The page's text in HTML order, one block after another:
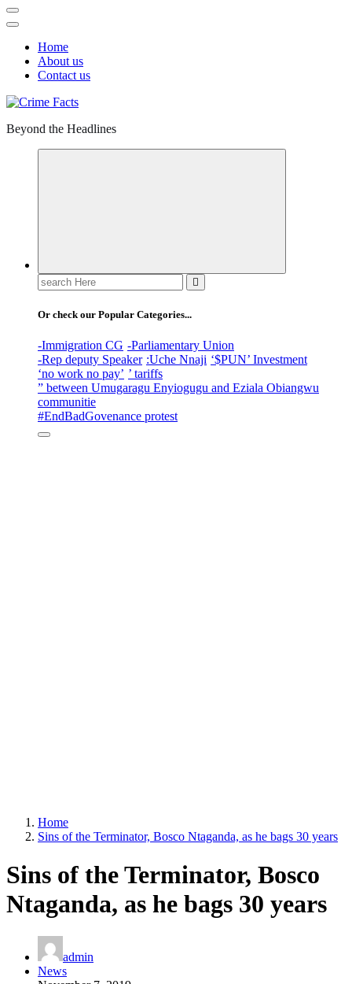
Home
About us
Contact us
Beyond the Headlines
Search
for:
Or check our Popular Categories...
-Immigration CG -Parliamentary Union
-Rep deputy Speaker :Uche Nnaji ‘$PUN’ Investment
‘no work no pay’ ’ tariffs
” between Umugaragu Enyiogugu and Eziala Obiangwu
communitie
#EndBadGovenance protest
Home
Sins of the Terminator, Bosco Ntaganda, as he bags 30 years
Sins of the Terminator, Bosco
Ntaganda, as he bags 30 years
admin
News